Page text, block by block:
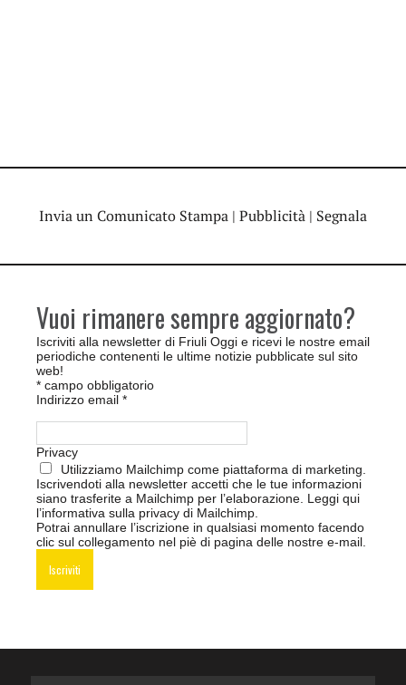
Invia un Comunicato Stampa | Pubblicità | Segnala
Vuoi rimanere sempre aggiornato?
Iscriviti alla newsletter di Friuli Oggi e ricevi le nostre email
periodiche contenenti le ultime notizie pubblicate sul sito
web!
* campo obbligatorio
Indirizzo email *
Privacy
Utilizziamo Mailchimp come piattaforma di marketing.
Iscrivendoti alla newsletter accetti che le tue informazioni
siano trasferite a Mailchimp per l’elaborazione. Leggi qui
l’informativa sulla privacy di Mailchimp.
Potrai annullare l’iscrizione in qualsiasi momento facendo
clic sul collegamento nel piè di pagina delle nostre e-mail.